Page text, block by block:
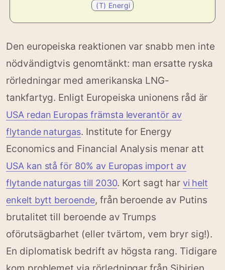
(T) Energi
Den europeiska reaktionen var snabb men inte
nödvändigtvis genomtänkt: man ersatte ryska
rörledningar med amerikanska LNG-
tankfartyg. Enligt Europeiska unionens råd är
USA redan Europas främsta leverantör av
flytande naturgas. Institute for Energy
Economics and Financial Analysis menar att
USA kan stå för 80% av Europas import av
flytande naturgas till 2030. Kort sagt har vi helt
enkelt bytt beroende, från beroende av Putins
brutalitet till beroende av Trumps
oförutsägbarhet (eller tvärtom, vem bryr sig!).
En diplomatisk bedrift av högsta rang. Tidigare